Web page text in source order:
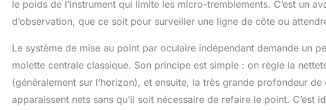
le poids de l’instrument qui limite les micro-tremblements. C’est un
d’observation, que ce soit pour surveiller une ligne de côte ou
Le système de mise au point par oculaire indépendant demande un
molette centrale classique. Son principe est simple : on règle la
(généralement sur l’horizon), et ensuite, la très grande profondeur
apparaissent nets sans qu’il soit nécessaire de refaire le point. C’est